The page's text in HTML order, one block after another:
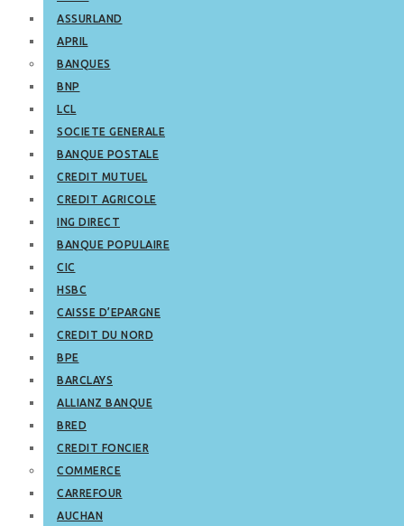
ASSURLAND
APRIL
BANQUES
BNP
LCL
SOCIETE GENERALE
BANQUE POSTALE
CREDIT MUTUEL
CREDIT AGRICOLE
ING DIRECT
BANQUE POPULAIRE
CIC
HSBC
CAISSE D’EPARGNE
CREDIT DU NORD
BPE
BARCLAYS
ALLIANZ BANQUE
BRED
CREDIT FONCIER
COMMERCE
CARREFOUR
AUCHAN